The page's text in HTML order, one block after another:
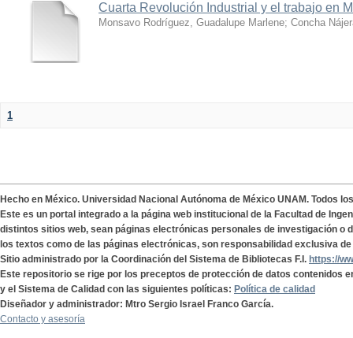
Cuarta Revolución Industrial y el trabajo en
Monsavo Rodríguez, Guadalupe Marlene; Concha
1
Hecho en México. Universidad Nacional Autónoma de México UNAM. Todos
Este es un portal integrado a la página web institucional de la Facultad de
distintos sitios web, sean páginas electrónicas personales de investigación o
los textos como de las páginas electrónicas, son responsabilidad exclusiva
Sitio administrado por la Coordinación del Sistema de Bibliotecas F.I. https://
Este repositorio se rige por los preceptos de protección de datos contenidos
y el Sistema de Calidad con las siguientes políticas: Política de calidad
Diseñador y administrador: Mtro Sergio Israel Franco García.
Contacto y asesoría